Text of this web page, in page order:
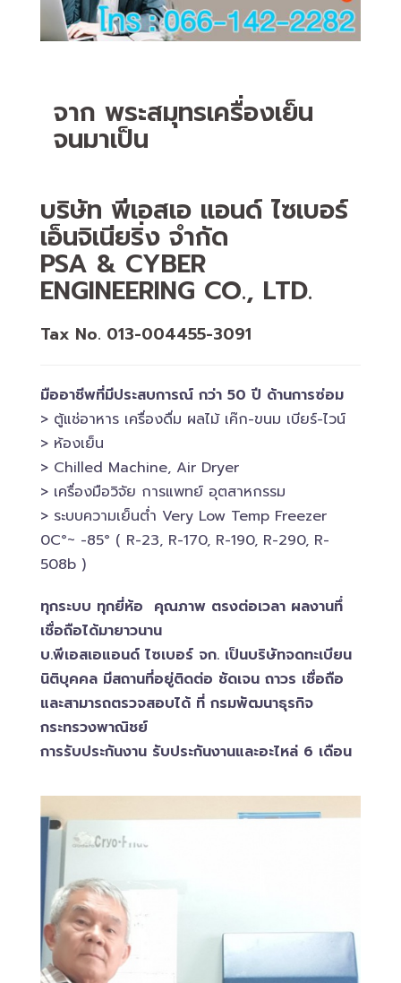
จาก พระสมุทรเครื่องเย็น
จนมาเป็น
บริษัท พีเอสเอ แอนด์ ไซเบอร์
เอ็นจิเนียริ่ง จำกัด
PSA & CYBER
ENGINEERING CO., LTD.
Tax No. 013-004455-3091
มืออาชีพที่มีประสบการณ์ กว่า 50 ปี ด้านการซ่อม
> ตู้แช่อาหาร เครื่องดื่ม ผลไม้ เค๊ก-ขนม เบียร์-ไวน์​
> ห้องเย็น
> Chilled​ Machine, Air Dryer
> เครื่องมือวิจัย การแพทย์​ อุตสาหกรรม
> ระบบความเย็นต่ำ Very Low Temp Freezer
0C°~ -​85° ( R-23, R-170, R-190, R-290, R-
508b )
ทุกระบบ ทุกยี่ห้อ คุณภาพ ตรงต่อเวลา ผลงานทึ่
เชื่อถือได้มายาวนาน
บ.พีเอสเอ​แอนด์ ไซเบอร์​ จก. เป็นบริษัทจดทะเบียน
นิติบุคคล​ มีสถานที่อยู่ติดต่อ ชัดเจน ถาวร เชื่อถือ
และสามารถตรวจสอบ​ได้ ที่ กรมพัฒนาธุรกิจ​
กระทรวงพาณิชย์
การรับประกันงาน รับประกันงานและอะไหล่ 6 เดือน